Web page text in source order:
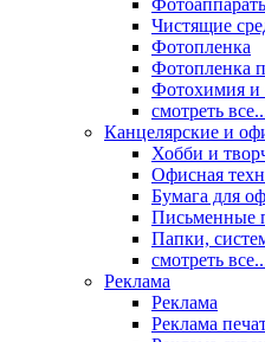
Чистящие
Фотопленка
Фотопленка
Фотохимия и
смотреть
Канцелярские и
Хобби и
Офисная
Бумага для
Письменные
Папки,
смотреть
Реклама
Реклама
Реклама